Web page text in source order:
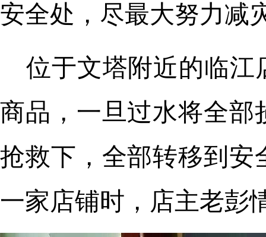
安全处，尽最大努力减
位于文塔附近的临江
商品，一旦过水将全部
抢救下，全部转移到安
一家店铺时，店主老彭